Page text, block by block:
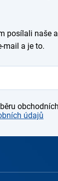
posílali naše
mail a je to.
údajů